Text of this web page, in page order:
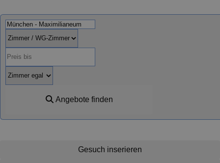
Angebote finden
Gesuch inserieren